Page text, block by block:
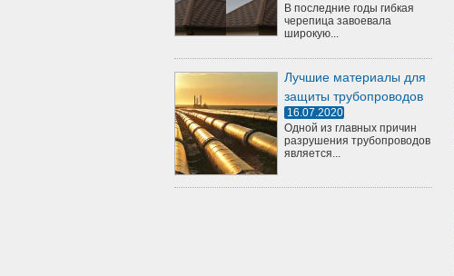
В последние годы гибкая
черепица завоевала
широкую...
Лучшие материалы для
защиты трубопроводов
16.07.2020
Одной из главных причин
разрушения трубопроводов
является...